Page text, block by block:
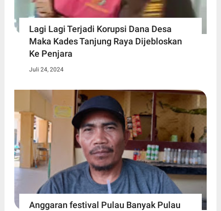
Lagi Lagi Terjadi Korupsi Dana Desa
Maka Kades Tanjung Raya Dijebloskan
Ke Penjara
Juli 24, 2024
Anggaran festival Pulau Banyak Pulau